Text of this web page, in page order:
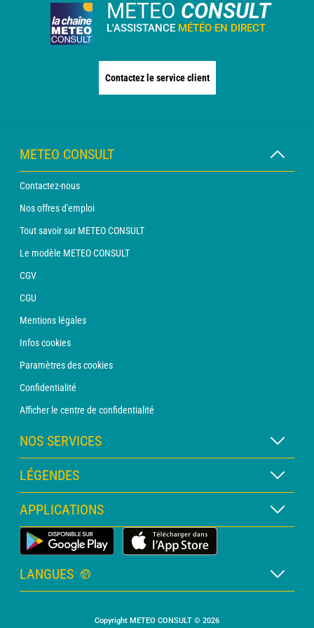
METEO CONSULT
L'ASSISTANCE MÉTÉO EN DIRECT
Contactez le service client
METEO CONSULT
Contactez-nous
Nos offres d'emploi
Tout savoir sur METEO CONSULT
Le modèle METEO CONSULT
CGV
CGU
Mentions légales
Infos cookies
Paramètres des cookies
Confidentialité
Afficher le centre de confidentialité
NOS SERVICES
Abonnement METEO Xpert
Abonnement METEO PRO
Consultation avec un prévisionniste
Bulletin PRO
LÉGENDES
Légende des cartes
Légende des pictogrammes
Glossaire
APPLICATIONS
Application Météo Terrestre
LANGUES
Copyright METEO CONSULT © 2026